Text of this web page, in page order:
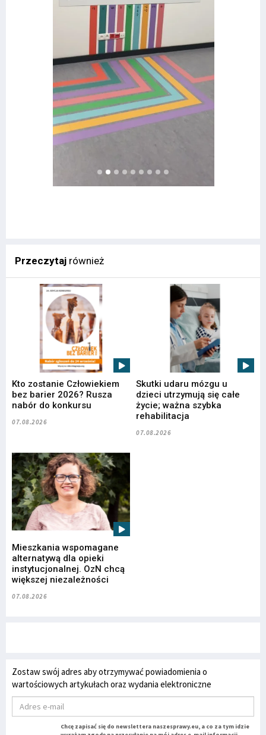
Przeczytaj również
Kto zostanie Człowiekiem
bez barier 2026? Rusza
nabór do konkursu
07.08.2026
Skutki udaru mózgu u
dzieci utrzymują się całe
życie; ważna szybka
rehabilitacja
07.08.2026
Mieszkania wspomagane
alternatywą dla opieki
instytucjonalnej. OzN chcą
większej niezależności
07.08.2026
Zostaw swój adres aby otrzymywać powiadomienia o
wartościowych artykułach oraz wydania elektroniczne
Chcę zapisać się do newslettera naszesprawy.eu, a co za tym idzie